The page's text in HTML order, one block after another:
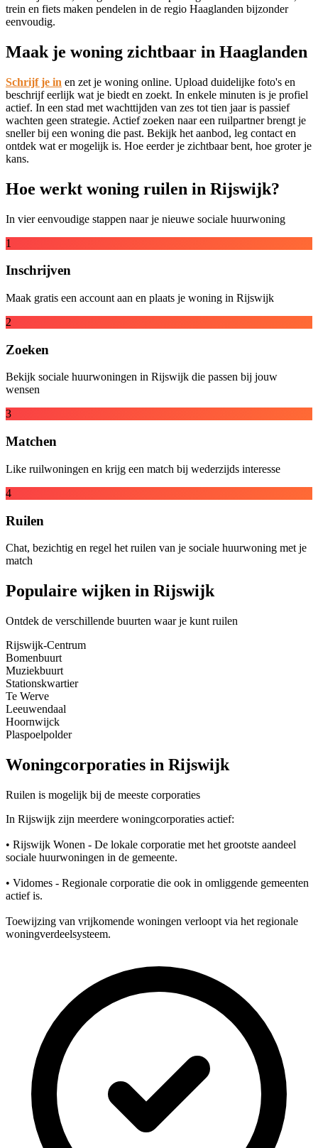
trein en fiets maken pendelen in de regio Haaglanden bijzonder
eenvoudig.
Maak je woning zichtbaar in Haaglanden
Schrijf je in en zet je woning online. Upload duidelijke foto's en
beschrijf eerlijk wat je biedt en zoekt. In enkele minuten is je profiel
actief. In een stad met wachttijden van zes tot tien jaar is passief
wachten geen strategie. Actief zoeken naar een ruilpartner brengt je
sneller bij een woning die past. Bekijk het aanbod, leg contact en
ontdek wat er mogelijk is. Hoe eerder je zichtbaar bent, hoe groter je
kans.
Hoe werkt woning ruilen in Rijswijk?
In vier eenvoudige stappen naar je nieuwe sociale huurwoning
1
Inschrijven
Maak gratis een account aan en plaats je woning in Rijswijk
2
Zoeken
Bekijk sociale huurwoningen in Rijswijk die passen bij jouw
wensen
3
Matchen
Like ruilwoningen en krijg een match bij wederzijds interesse
4
Ruilen
Chat, bezichtig en regel het ruilen van je sociale huurwoning met je
match
Populaire wijken in Rijswijk
Ontdek de verschillende buurten waar je kunt ruilen
Rijswijk-Centrum
Bomenbuurt
Muziekbuurt
Stationskwartier
Te Werve
Leeuwendaal
Hoornwijck
Plaspoelpolder
Woningcorporaties in Rijswijk
Ruilen is mogelijk bij de meeste corporaties
In Rijswijk zijn meerdere woningcorporaties actief:
• Rijswijk Wonen - De lokale corporatie met het grootste aandeel
sociale huurwoningen in de gemeente.
• Vidomes - Regionale corporatie die ook in omliggende gemeenten
actief is.
Toewijzing van vrijkomende woningen verloopt via het regionale
woningverdeelsysteem.